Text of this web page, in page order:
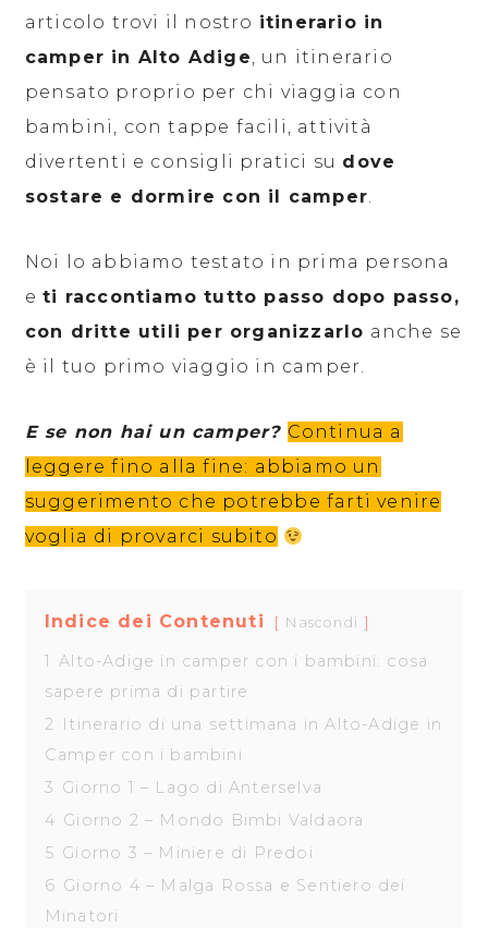
articolo trovi il nostro itinerario in
camper in Alto Adige, un itinerario
pensato proprio per chi viaggia con
bambini, con tappe facili, attività
divertenti e consigli pratici su dove
sostare e dormire con il camper.
Noi lo abbiamo testato in prima persona
eti raccontiamo tutto passo dopo passo,
con dritte utili per organizzarlo anche se
è il tuo primo viaggio in camper.
E se non hai un camper? Continua a
leggere fino alla fine: abbiamo un
suggerimento che potrebbe farti venire
voglia di provarci subito
Indice dei Contenuti Nascondi
1 Alto-Adige in camper con i bambini: cosa
sapere prima di partire
2
Itinerario di una settimana in Alto-Adige in
Camper con i bambini
3 Giorno 1 – Lago di Anterselva
4 Giorno 2 – Mondo Bimbi Valdaora
5 Giorno 3 – Miniere di Predoi
6 Giorno 4 – Malga Rossa e Sentiero dei
Minatori